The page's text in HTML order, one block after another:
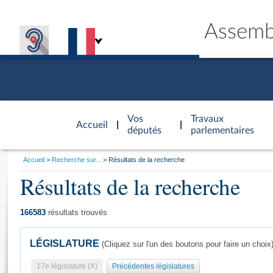
Accueil
d'accueil
Vos
députés
Travaux
parlementaires
Général
Vous
Accueil Recherche sur... Résultats de la recherche
Résultats de la recherche
166583 résultats trouvés
LÉGISLATURE (Cliquez sur l'un des boutons pour faire un choix)
17e législature (X) Précédentes législatures